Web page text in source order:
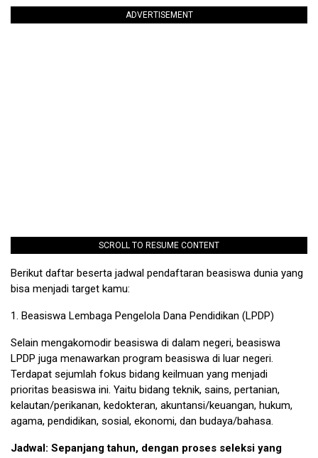
ADVERTISEMENT
SCROLL TO RESUME CONTENT
Berikut daftar beserta jadwal pendaftaran beasiswa dunia yang
bisa menjadi target kamu:
1. Beasiswa Lembaga Pengelola Dana Pendidikan (LPDP)
Selain mengakomodir beasiswa di dalam negeri, beasiswa
LPDP juga menawarkan program beasiswa di luar negeri.
Terdapat sejumlah fokus bidang keilmuan yang menjadi
prioritas beasiswa ini. Yaitu bidang teknik, sains, pertanian,
kelautan/perikanan, kedokteran, akuntansi/keuangan, hukum,
agama, pendidikan, sosial, ekonomi, dan budaya/bahasa.
Jadwal: Sepanjang tahun, dengan proses seleksi yang